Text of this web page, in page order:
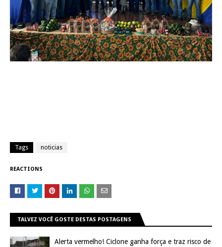
Tags noticias
REACTIONS
TALVEZ VOCÊ GOSTE DESTAS POSTAGENS
Alerta vermelho! Ciclone ganha força e traz risco de